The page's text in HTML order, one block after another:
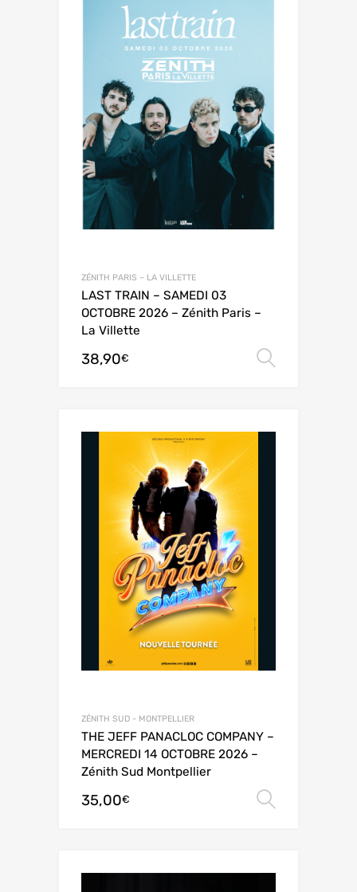
ZÉNITH PARIS – LA VILLETTE
LAST TRAIN – SAMEDI 03
OCTOBRE 2026 – Zénith Paris –
La Villette
38,90€
ZÉNITH SUD - MONTPELLIER
THE JEFF PANACLOC COMPANY –
MERCREDI 14 OCTOBRE 2026 –
Zénith Sud Montpellier
35,00€